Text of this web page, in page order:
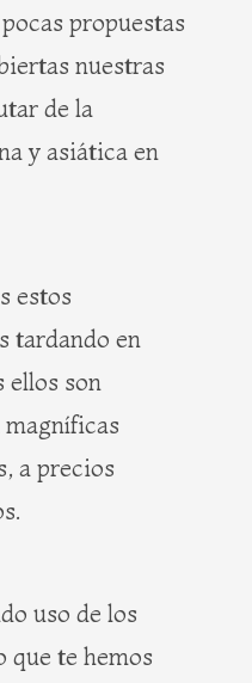
propuestas
nuestras
de la
y asiática en
estos
tardando en
ellos son
a precios
uso de los
que te hemos